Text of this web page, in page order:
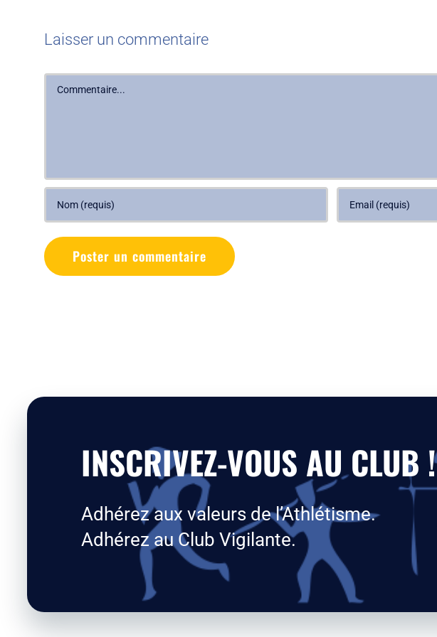
Laisser un commentaire
Commentaire
INSCRIVEZ-VOUS AU CLUB !
Adhérez aux valeurs de l’Athlétisme.
Adhérez au Club Vigilante.